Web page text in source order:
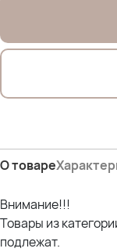
О товаре
Внимание!!!
Товары из
подлежат.